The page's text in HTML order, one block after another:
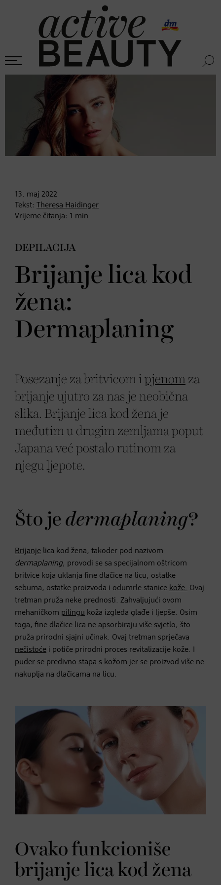
13. maj 2022
Tekst:
Theresa Haidinger
Vrijeme čitanja: 1 min
DEPILACIJA
Brijanje lica kod
žena:
Dermaplaning
Posezanje za britvicom i pjenom za
brijanje ujutro za nas je neobična
slika. Brijanje lica kod žena je
međutim u drugim zemljama poput
Japana već postalo rutinom za
njegu ljepote.
Što je dermaplaning?
Brijanje lica kod žena, također pod nazivom
dermaplaning, provodi se sa specijalnom oštricom
britvice koja uklanja fine dlačice na licu, ostatke
sebuma, ostatke proizvoda i odumrle stanice kože. Ovaj
tretman pruža neke prednosti. Zahvaljujući ovom
mehaničkom pilingu koža izgleda glađe i ljepše. Osim
toga, fine dlačice lica ne apsorbiraju više svjetlo, što
pruža prirodni sjajni učinak. Ovaj tretman sprječava
nečistoće i potiče prirodni proces revitalizacije kože. I
puder se predivno stapa s kožom jer se proizvod više ne
nakuplja na dlačicama na licu.
Ovako funkcioniše
brijanje lica kod žena